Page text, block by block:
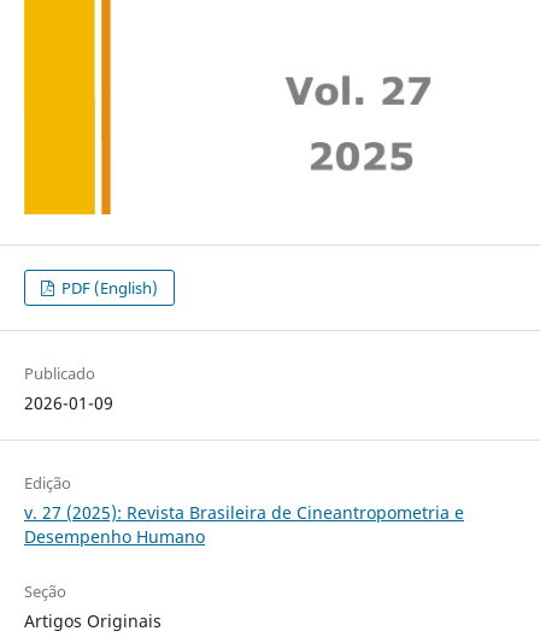
PDF (English)
Publicado
2026-01-09
Edição
v. 27 (2025): Revista Brasileira de Cineantropometria e
Desempenho Humano
Seção
Artigos Originais